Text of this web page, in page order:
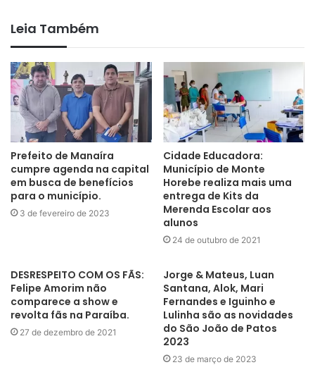
Leia Também
Prefeito de Manaíra
cumpre agenda na capital
em busca de benefícios
para o município.
3 de fevereiro de 2023
Cidade Educadora:
Município de Monte
Horebe realiza mais uma
entrega de Kits da
Merenda Escolar aos
alunos
24 de outubro de 2021
DESRESPEITO COM OS FÃS:
Felipe Amorim não
comparece a show e
revolta fãs na Paraíba.
27 de dezembro de 2021
Jorge & Mateus, Luan
Santana, Alok, Mari
Fernandes e Iguinho e
Lulinha são as novidades
do São João de Patos
2023
23 de março de 2023